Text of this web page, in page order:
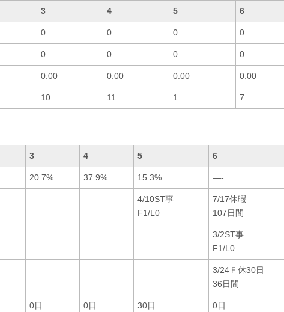
3 4 5 6
0 0 0 0
0 0 0 0
0.00 0.00 0.00 0.00
10 11 1 7
3 4 5 6
20.7% 37.9% 15.3% —-
4/10ST事
F1/L0
7/17休暇
107日間
3/2ST事
F1/L0
3/24Ｆ休30日
36日間
0日 0日 30日 0日